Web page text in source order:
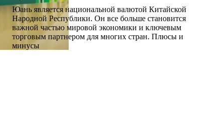
Юань является национальной валютой Китайской
Народной Республики. Он все больше становится
важной частью мировой экономики и ключевым
торговым партнером для многих стран. Плюсы и
минусы